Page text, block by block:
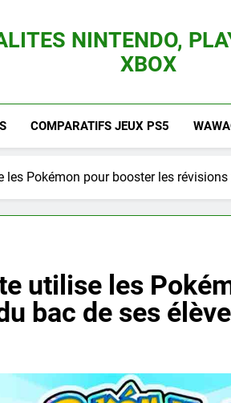
NINTENDO,
XBOX
COMPARATIFS JEUX PS5
Pokémon pour booster les
utilise les
bac de ses